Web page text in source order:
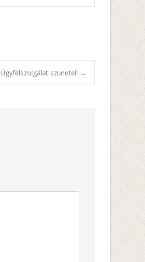
Ügyfélszolgálat szünetel! →